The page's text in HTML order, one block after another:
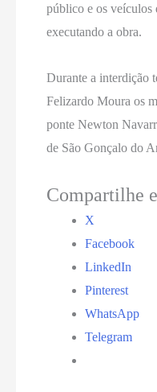
público e os veículos
executando a obra.
Durante a interdição
Felizardo Moura os
ponte Newton
de São Gonçalo do
Compartilhe
X
Facebook
LinkedIn
Pinterest
WhatsApp
Telegram